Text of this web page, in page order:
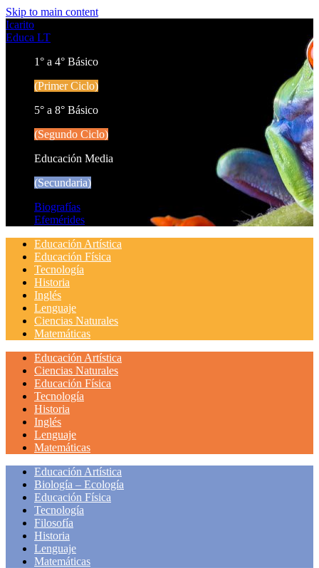
Skip to main content
Icarito
Educa LT
1° a 4° Básico
(Primer Ciclo)
5° a 8° Básico
(Segundo Ciclo)
Educación Media
(Secundaria)
Biografías
Efemérides
Educación Artística
Educación Física
Tecnología
Historia
Inglés
Lenguaje
Ciencias Naturales
Matemáticas
Educación Artística
Ciencias Naturales
Educación Física
Tecnología
Historia
Inglés
Lenguaje
Matemáticas
Educación Artística
Biología – Ecología
Educación Física
Tecnología
Filosofía
Historia
Lenguaje
Matemáticas